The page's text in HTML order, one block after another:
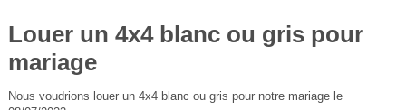
Louer un 4x4 blanc ou gris pour
mariage
Nous voudrions louer un 4x4 blanc ou gris pour notre mariage le